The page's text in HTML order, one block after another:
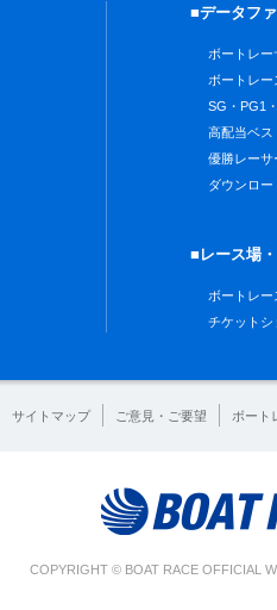
■データフ
ボートレー
ボートレー
SG・PG1
高配当ベス
優勝レーサ
ダウンロー
■レース場
ボートレー
チケットシ
サイトマップ ご意見・ご要望 ボート
COPYRIGHT © BOAT RACE OFFICIAL